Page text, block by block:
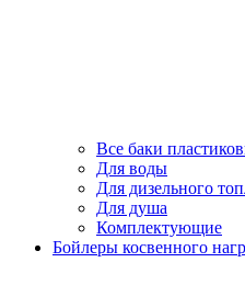
Все баки
Для воды
Для дизельного
Для душа
Комплектующие
Бойлеры косвенного